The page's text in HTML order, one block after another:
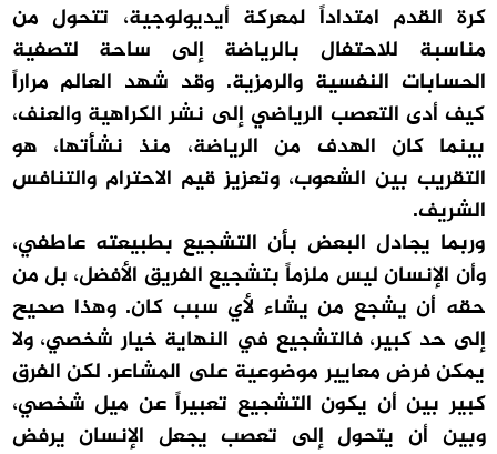
كرة القدم امتداداً لمعركة أيديولوجية، تتحول من
مناسبة للاحتفال بالرياضة إلى ساحة لتصفية
الحسابات النفسية والرمزية. وقد شهد العالم مراراً
كيف أدى التعصب الرياضي إلى نشر الكراهية والعنف،
بينما كان الهدف من الرياضة، منذ نشأتها، هو
التقريب بين الشعوب، وتعزيز قيم الاحترام والتنافس
الشريف.
وربما يجادل البعض بأن التشجيع بطبيعته عاطفي،
وأن الإنسان ليس ملزماً بتشجيع الفريق الأفضل، بل من
حقه أن يشجع من يشاء لأي سبب كان. وهذا صحيح
إلى حد كبير، فالتشجيع في النهاية خيار شخصي، ولا
يمكن فرض معايير موضوعية على المشاعر. لكن الفرق
كبير بين أن يكون التشجيع تعبيراً عن ميل شخصي،
وبين أن يتحول إلى تعصب يجعل الإنسان يرفض